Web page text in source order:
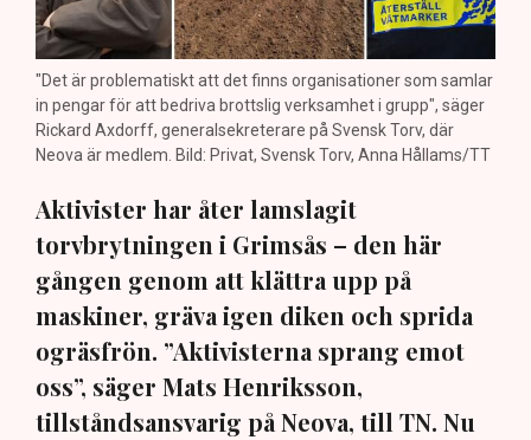
"Det är problematiskt att det finns organisationer som samlar
in pengar för att bedriva brottslig verksamhet i grupp", säger
Rickard Axdorff, generalsekreterare på Svensk Torv, där
Neova är medlem. Bild: Privat, Svensk Torv, Anna Hållams/TT
Aktivister har åter lamslagit
torvbrytningen i Grimsås – den här
gången genom att klättra upp på
maskiner, gräva igen diken och sprida
ogräsfrön. ”Aktivisterna sprang emot
oss”, säger Mats Henriksson,
tillståndsansvarig på Neova, till TN. Nu